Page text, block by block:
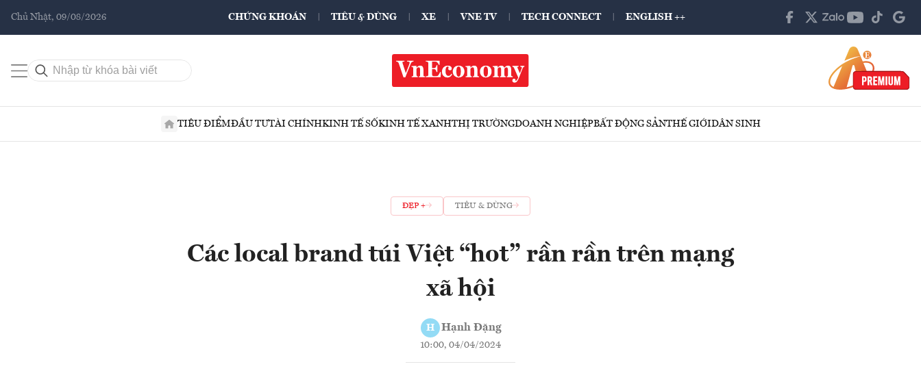
Chủ Nhật, 09/08/2026 CHỨNG KHOÁN TIÊU & DÙNG XE VNE TV TECH CONNECT ENGLISH ++
TIÊU ĐIỂMĐẦU TƯTÀI CHÍNHKINH TẾ SỐKINH TẾ XANHTHỊ TRƯỜNGDOANH NGHIỆPBẤT ĐỘNG SẢNTHẾ GIỚIDÂN SINH
ĐẸP + TIÊU & DÙNG
Các local brand túi Việt “hot” rần rần trên mạng
xã hội
H Hạnh Đặng
10:00, 04/04/2024